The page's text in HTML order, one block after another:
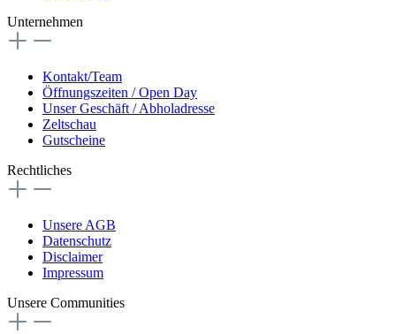
Unternehmen
Kontakt/Team
Öffnungszeiten / Open Day
Unser Geschäft / Abholadresse
Zeltschau
Gutscheine
Rechtliches
Unsere AGB
Datenschutz
Disclaimer
Impressum
Unsere Communities